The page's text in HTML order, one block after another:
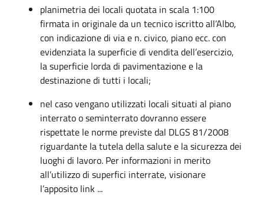
planimetria dei locali quotata in scala 1:100
firmata in originale da un tecnico iscritto all’Albo,
con indicazione di via e n. civico, piano ecc. con
evidenziata la superficie di vendita dell’esercizio,
la superficie lorda di pavimentazione e la
destinazione di tutti i locali;
nel caso vengano utilizzati locali situati al piano
interrato o seminterrato dovranno essere
rispettate le norme previste dal DLGS 81/2008
riguardante la tutela della salute e la sicurezza dei
luoghi di lavoro. Per informazioni in merito
all’utilizzo di superfici interrate, visionare
l’apposito link ...